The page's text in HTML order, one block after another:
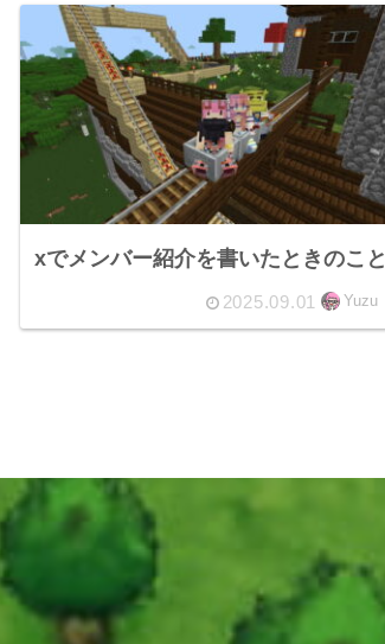
xでメンバー紹介を書いたときのこと
2025.09.01 Yuzu